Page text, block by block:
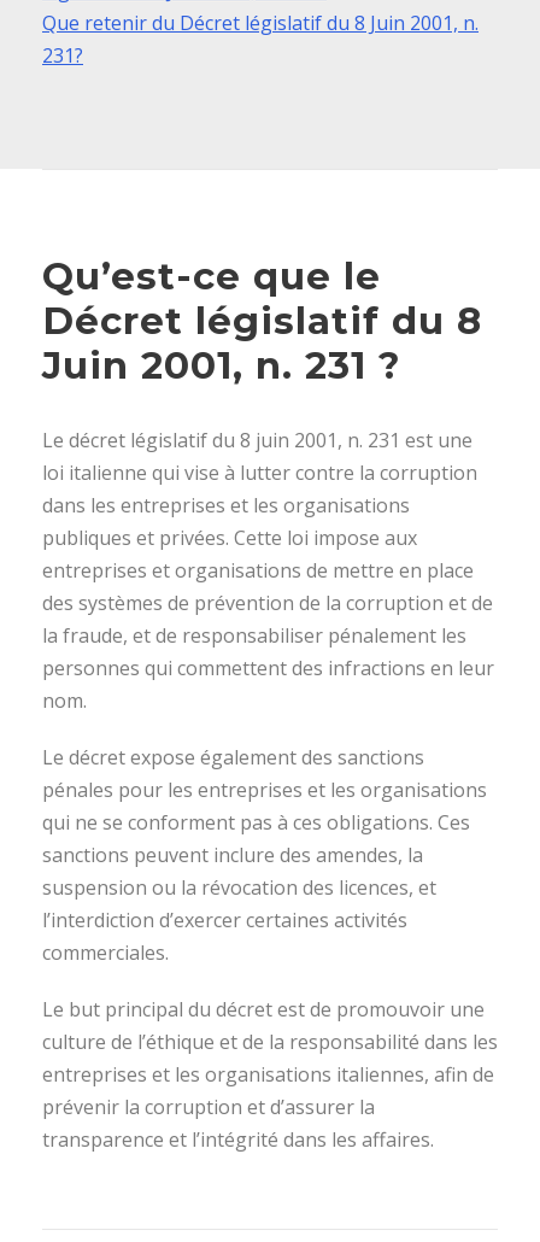
Que retenir du Décret législatif du 8 Juin 2001, n.
231?
Qu’est-ce que le
Décret législatif du 8
Juin 2001, n. 231 ?
Le décret législatif du 8 juin 2001, n. 231 est une
loi italienne qui vise à lutter contre la corruption
dans les entreprises et les organisations
publiques et privées. Cette loi impose aux
entreprises et organisations de mettre en place
des systèmes de prévention de la corruption et de
la fraude, et de responsabiliser pénalement les
personnes qui commettent des infractions en leur
nom.
Le décret expose également des sanctions
pénales pour les entreprises et les organisations
qui ne se conforment pas à ces obligations. Ces
sanctions peuvent inclure des amendes, la
suspension ou la révocation des licences, et
l’interdiction d’exercer certaines activités
commerciales.
Le but principal du décret est de promouvoir une
culture de l’éthique et de la responsabilité dans les
entreprises et les organisations italiennes, afin de
prévenir la corruption et d’assurer la
transparence et l’intégrité dans les affaires.